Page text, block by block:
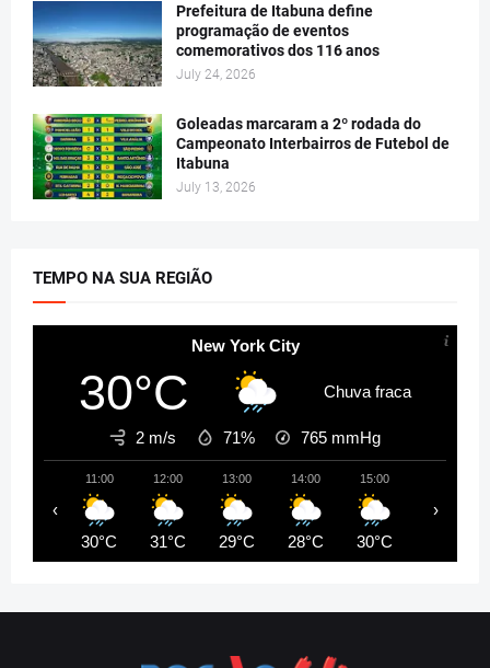
Prefeitura de Itabuna define
programação de eventos
comemorativos dos 116 anos
July 24, 2026
Goleadas marcaram a 2º rodada do
Campeonato Interbairros de Futebol de
Itabuna
July 13, 2026
TEMPO NA SUA REGIÃO
New York City
30°C Chuva fraca
2 m/s 71% 765 mmHg
11:00
30°C
12:00
31°C
13:00
29°C
14:00
28°C
15:00
30°C
‹ ›